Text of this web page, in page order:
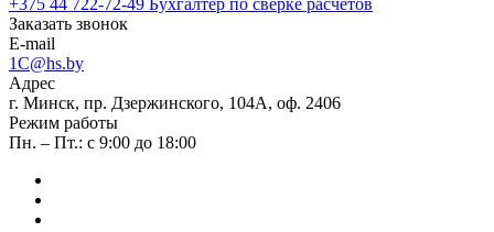
+375 44 722-72-49 Бухгалтер по сверке расчетов
Заказать звонок
E-mail
1C@hs.by
Адрес
г. Минск, пр. Дзержинского, 104А, оф. 2406
Режим работы
Пн. – Пт.: с 9:00 до 18:00